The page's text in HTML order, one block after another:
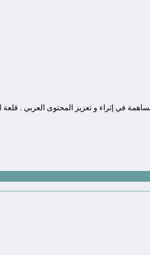
عبدلله اصبارن و من أهم أهدفها المساهمة في إثراء و تعزيز